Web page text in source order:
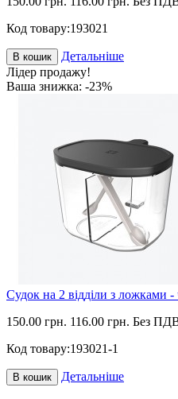
Код товару:193021
В кошик
Детальніше
Лідер продажу!
Ваша знижка: -23%
Судок на 2 відділи з ложками
150.00 грн. 116.00 грн. Без
Код товару:193021-1
В кошик Детальніше